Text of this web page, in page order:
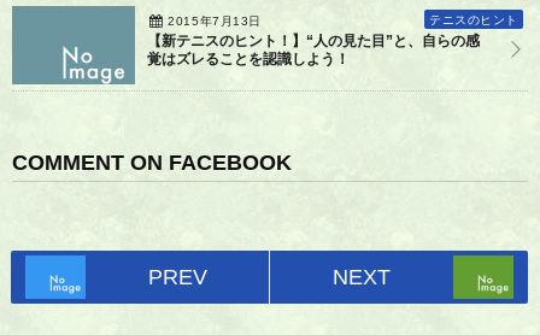
2015年7月13日 テニスのヒント
【新テニスのヒント！】“人の見た目”と、自らの感
覚はズレることを認識しよう！
COMMENT ON FACEBOOK
PREV NEXT